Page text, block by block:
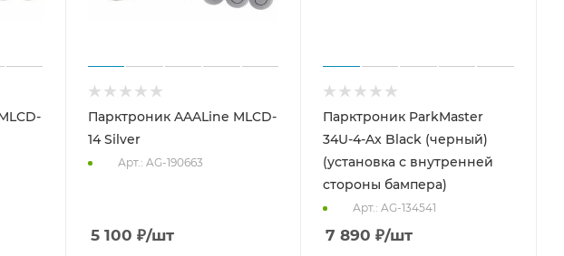
Парктроник AAALine MLCD-
14 Silver
Арт.: AG-190663
5 100 ₽/шт
Парктроник ParkMaster
34U-4-Ax Black (черный)
(установка с внутренней
стороны бампера)
Арт.: AG-134541
7 890 ₽/шт